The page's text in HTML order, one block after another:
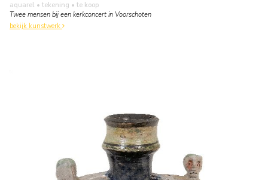
aquarel • tekening • te koop
Twee mensen bij een kerkconcert in Voorschoten
bekijk kunstwerk